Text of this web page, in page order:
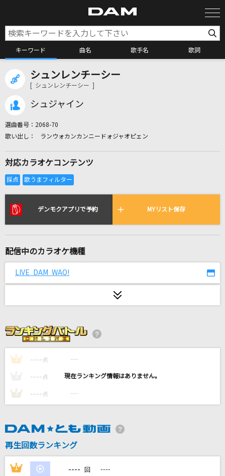
キーワード 曲名 歌手名 歌詞
カラオケ検索
リアルタイムで歌われている曲の一覧
星を廻せ月より速く(期間限定MVバージョン)
[生音]真夏の果実
愛をこめて花束を
Superfly
T.M.Revolution
RADWIMPS
僕なんか
日向坂46
シュンレンチーシー
[ シュンレンチーシー ]
シュジャイン
選曲番号： 2068-70
ランウォカンカンニードォジャオピェン
対応カラオケコンテンツ
デンモクアプリで予約 MYリスト保存
配信中のカラオケ機種
LIVE DAM WAO!
1 ---- 点 ----
---- 点 ----
3 ---- 点 ----
再生回数ランキング
1 ---- 回 ----